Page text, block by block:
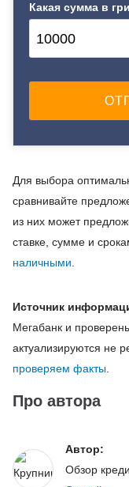
Какая сумма в
Для выбора
сравнивайте
из них может
ставке, сумме и
наличными.
Источник
Мегабанк и
актуализируются не
проверяем факты
Про автора
Автор:
Обзор